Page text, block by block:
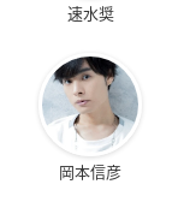
速水奨
岡本信彦